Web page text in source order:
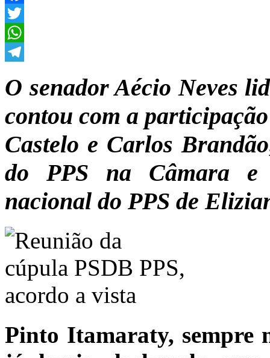
Facebook
Twitter
WhatsApp
O senador Aécio Neves
contou com a
Castelo e Carlos
do PPS na Câmara e
nacional do PPS de
Pinto Itamaraty, sempre